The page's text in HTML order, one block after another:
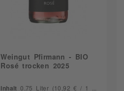
Weingut Pfirmann - BIO
Rosé trocken 2025
Inhalt0.75 Liter
(10,92 € / 1 Liter)